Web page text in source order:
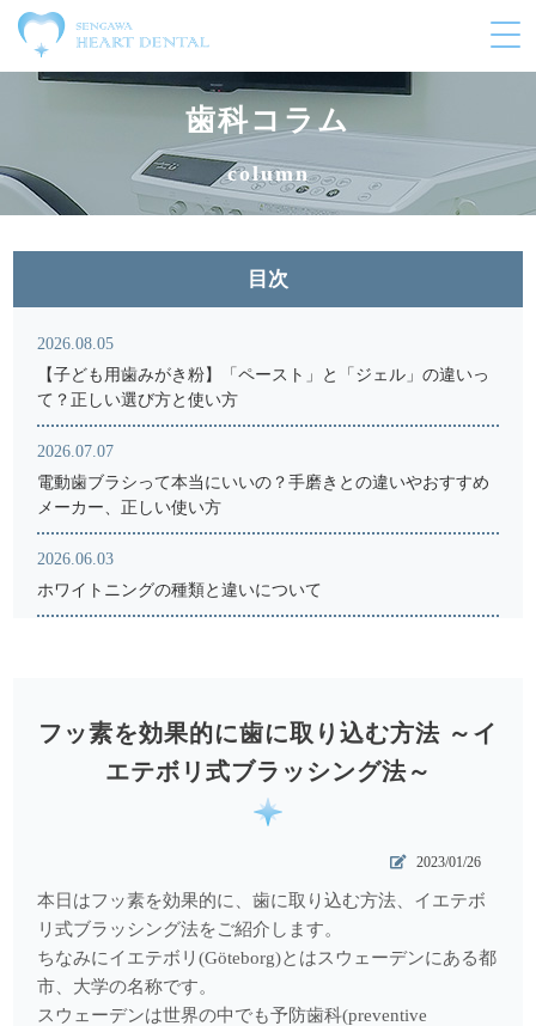
メ
開
歯科コラム
column
目次
2026.08.05
【子ども用歯みがき粉】「ペースト」と「ジェル」の違いっ
て？正しい選び方と使い方
2026.07.07
電動歯ブラシって本当にいいの？手磨きとの違いやおすすめ
メーカー、正しい使い方
2026.06.03
ホワイトニングの種類と違いについて
2026.04.17
レントゲン写真からわかること
2025.12.05
メタルコアとファイバーコア
2025.11.07
ものがはさまる＝受診のサイン
フッ素を効果的に歯に取り込む方法 ～イ
エテボリ式ブラッシング法～
2023/01/26
本日はフッ素を効果的に、歯に取り込む方法、イエテボ
リ式ブラッシング法をご紹介します。
ちなみにイエテボリ(Göteborg)とはスウェーデンにある都
市、大学の名称です。
スウェーデンは世界の中でも予防歯科(preventive